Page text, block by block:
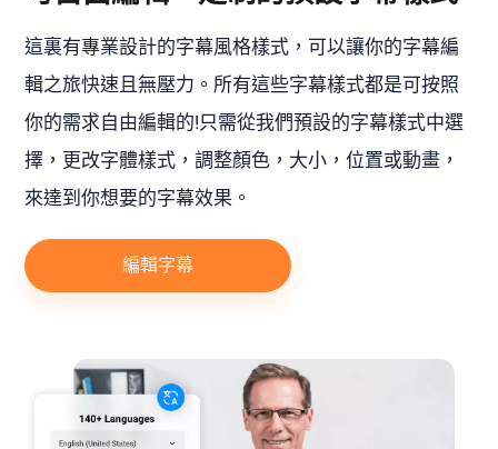
這裏有專業設計的字幕風格樣式，可以讓你的字幕編
輯之旅快速且無壓力。所有這些字幕樣式都是可按照
你的需求自由編輯的!只需從我們預設的字幕樣式中選
擇，更改字體樣式，調整顏色，大小，位置或動畫，
來達到你想要的字幕效果。
編輯字幕